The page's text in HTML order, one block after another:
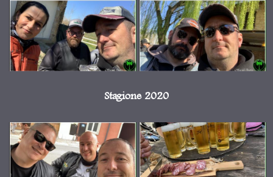
Stagione 2020